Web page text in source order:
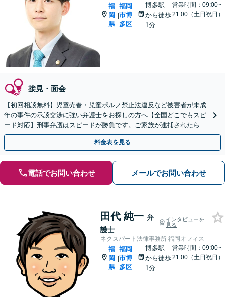
福
岡
県
|
福岡
市博
多区
博多駅
から徒歩
1分
営業時間：09:00~
21:00（土日祝日）
接見・面会
【初回相談無料】児童売春・児童ポルノ禁止法違反など被害者が未成
年の事件の示談交渉に強い弁護士をお探しの方へ【全国どこでもスピ
ード対応】刑事弁護はスピードが勝負です。ご家族が逮捕されたら一
刻も早くご相談ください【24時間365日相談受付】
料金表を見る
電話でお問い合わせ メールでお問い合わせ
田代 純一 弁
護士
インタビューを
見る
ネクスパート法律事務所 福岡オフィス
福
岡
県
|
福岡
市博
多区
博多駅
から徒歩
1分
営業時間：09:00~
21:00（土日祝日）